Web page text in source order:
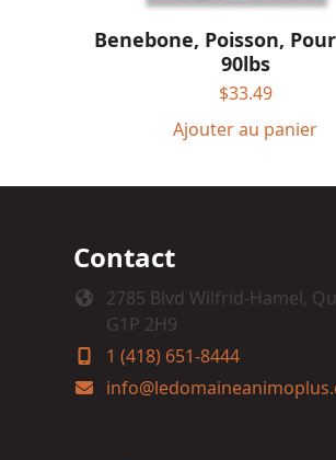
Benebone, Poisson,
90lbs
$33.49
Ajouter au panier
Contact
2785 Blvd Wilfrid-Hamel,
G1P 2H9
1 (418) 651-8444